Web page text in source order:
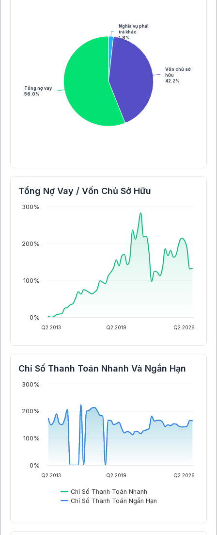
Nghĩa vụ phải
trả khác
1.8%
Vốn chủ sở
hữu
42.2%
Tổng nợ vay
56.0%
Tổng Nợ Vay / Vốn Chủ Sở Hữu
Q2 2013 Q2 2019 Q2 2026
0%
100%
200%
300%
Chỉ Số Thanh Toán Nhanh Và Ngắn Hạn
Chỉ Số Thanh Toán Nhanh
Chỉ Số Thanh Toán Ngắn Hạn
Q2 2013 Q2 2019 Q2 2026
0%
100%
200%
300%